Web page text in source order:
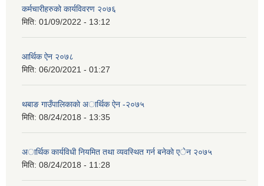
कर्मचारीहरुको कार्यविवरण २०७६
मिति: 01/09/2022 - 13:12
आर्थिक ऐन २०७८
मिति: 06/20/2021 - 01:27
थबाङ गाउँपालिकाकाे अार्थिक ऐन -२०७५
मिति: 08/24/2018 - 13:35
अार्थिक कार्यविधी नियमित तथा व्यवस्थित गर्न बनेकाे एेन २०७५
मिति: 08/24/2018 - 11:28